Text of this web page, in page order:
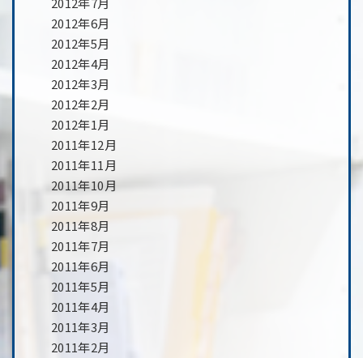
2012年6月
2012年5月
2012年4月
2012年3月
2012年2月
2012年1月
2011年12月
2011年11月
2011年10月
2011年9月
2011年8月
2011年7月
2011年6月
2011年5月
2011年4月
2011年3月
2011年2月